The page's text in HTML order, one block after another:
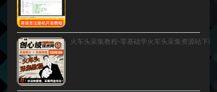
火车头采集教程-零基础学火车头采集资源站下载